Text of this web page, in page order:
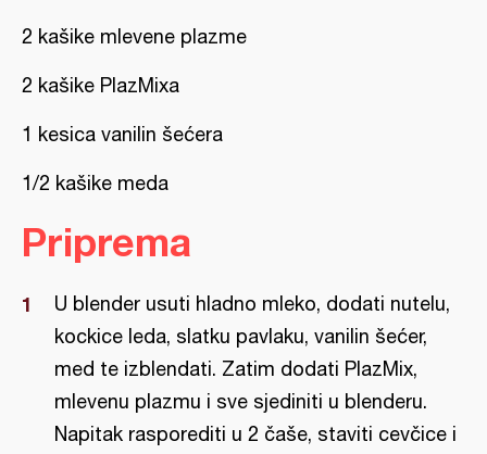
2 kašike mlevene plazme
2 kašike PlazMixa
1 kesica vanilin šećera
1/2 kašike meda
Priprema
U blender usuti hladno mleko, dodati nutelu,
kockice leda, slatku pavlaku, vanilin šećer,
med te izblendati. Zatim dodati PlazMix,
mlevenu plazmu i sve sjediniti u blenderu.
Napitak rasporediti u 2 čaše, staviti cevčice i